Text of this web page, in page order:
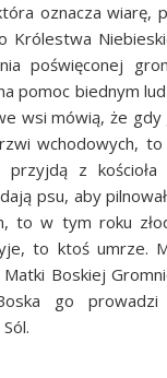
oznacza wiarę,
Królestwa
poświęconej
pomoc biednym
wsi mówią, że
wchodowych,
z kościoła
psu, aby
to w tym roku
to ktoś umrze.
Boskiej
go prowadzi